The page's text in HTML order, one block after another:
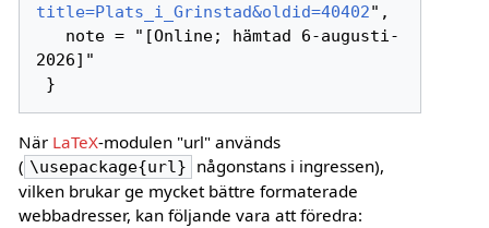
title=Plats_i_Grinstad&oldid=40402",
2026]"
När LaTeX-modulen "url" används
( \usepackage{url}
någonstans i ingressen),
vilken brukar ge mycket bättre formaterade
webbadresser, kan följande vara att föredra: